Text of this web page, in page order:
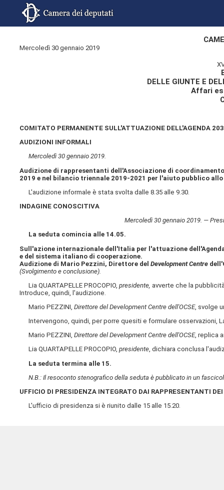
Mercoledì 30 gennaio 2019
DELLE GIUNTE E
Affari
COMITATO PERMANENTE SULL'ATTUAZIONE DELL'AGENDA
AUDIZIONI INFORMALI
Mercoledì 30 gennaio 2019.
Audizione di rappresentanti dell'Associazione di
2019 e nel bilancio triennale 2019-2021 per l'aiuto pubblico
L'audizione informale è stata svolta dalle 8.35 alle 9.30.
INDAGINE CONOSCITIVA
Mercoledì 30 gennaio 2019. —
La seduta comincia alle 14.05.
Sull'azione internazionale dell'Italia per l'attuazione
e del sistema italiano di cooperazione.
Audizione di Mario Pezzini, Direttore delDevelopment Centre
(Svolgimento e conclusione).
Lia QUARTAPELLE PROCOPIO,presidente, avverte che la
Introduce, quindi, l'audizione.
Mario PEZZINI,Direttore del Development Centre dell'OCSE, svolge
Intervengono, quindi, per porre quesiti e formulare osservazioni,
Mario PEZZINI,Direttore del Development Centre dell'OCSE, replica
Lia QUARTAPELLE PROCOPIO,presidente, dichiara conclusa
La seduta termina alle 15.
N.B.: Il resoconto stenografico della seduta è pubblicato in un
UFFICIO DI PRESIDENZA INTEGRATO DAI RAPPRESENTANTI
L'ufficio di presidenza si è riunito dalle 15 alle 15.20.